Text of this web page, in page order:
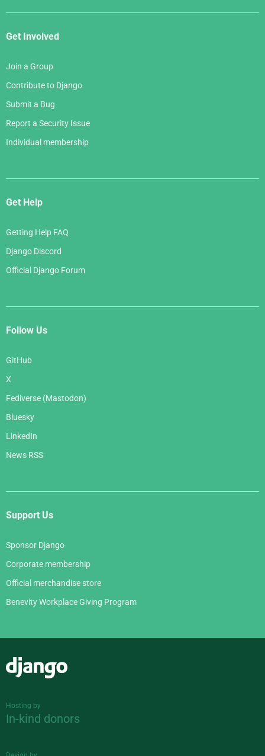
Get Involved
Join a Group
Contribute to Django
Submit a Bug
Report a Security Issue
Individual membership
Get Help
Getting Help FAQ
Django Discord
Official Django Forum
Follow Us
GitHub
X
Fediverse (Mastodon)
Bluesky
LinkedIn
News RSS
Support Us
Sponsor Django
Corporate membership
Official merchandise store
Benevity Workplace Giving Program
Hosting by
In-kind donors